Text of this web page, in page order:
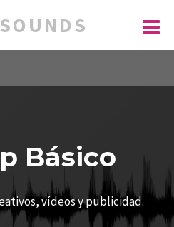
Básico
vídeos y publicidad.